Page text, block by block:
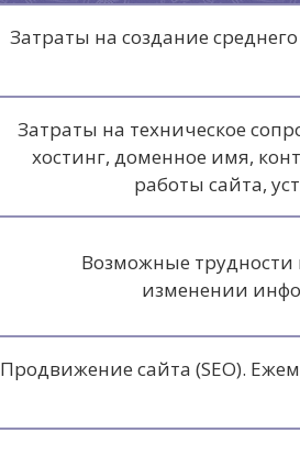
Затраты на создание
Затраты на техническое
хостинг, доменное имя,
работы сайта,
Возможные
изменении
Продвижение сайта (SEO).